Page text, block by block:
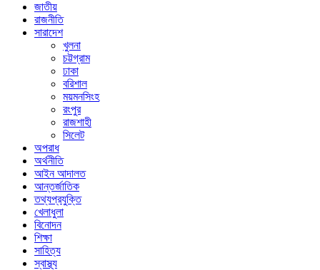
জাতীয়
রাজনীতি
সারাদেশ
খুলনা
চট্টগ্রাম
ঢাকা
বরিশাল
ময়মনসিংহ
রংপুর
রাজশাহী
সিলেট
অপরাধ
অর্থনীতি
আইন আদালত
আন্তর্জাতিক
তথ্যপ্রযুক্তি
খেলাধুলা
বিনোদন
শিক্ষা
সাহিত্য
স্বাস্থ্য